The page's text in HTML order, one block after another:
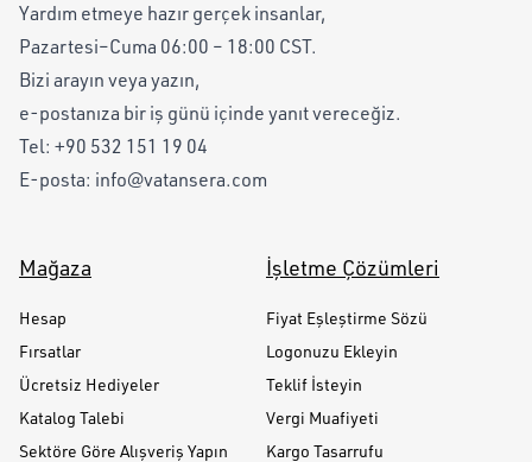
Yardım etmeye hazır gerçek insanlar,
Pazartesi–Cuma 06:00 – 18:00 CST.
Bizi arayın veya yazın,
e-postanıza bir iş günü içinde yanıt vereceğiz.
Tel: +90 532 151 19 04
E-posta: info@vatansera.com
Mağaza
Hesap
Fırsatlar
Ücretsiz Hediyeler
Katalog Talebi
Sektöre Göre Alışveriş Yapın
İşletme Çözümleri
Fiyat Eşleştirme Sözü
Logonuzu Ekleyin
Teklif İsteyin
Vergi Muafiyeti
Kargo Tasarrufu